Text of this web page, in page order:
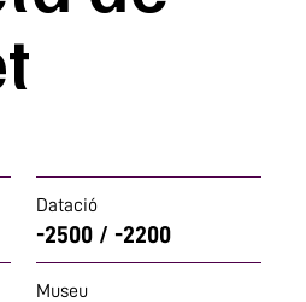
Datació
-2500 / -2200
Museu